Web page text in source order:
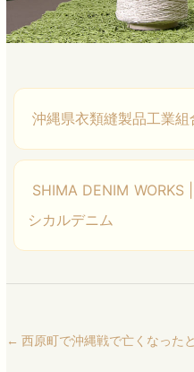
沖縄県衣類縫製品工業
SHIMA DENIM
シカルデニム
← 西原町で沖縄戦で亡くなった